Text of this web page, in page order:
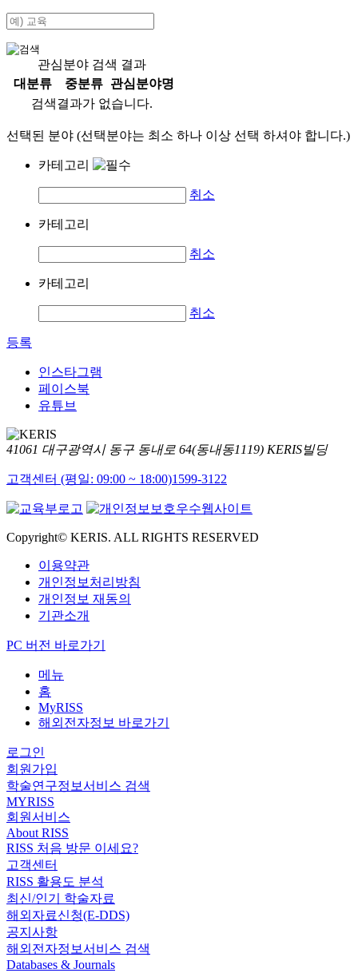
관심분야 검색 결과
대분류
중분류
관심분야명
검색결과가 없습니다.
선택된 분야 (선택분야는 최소 하나 이상 선택 하셔야 합니다.)
카테고리
취소
카테고리
취소
카테고리
취소
등록
인스타그램
페이스북
유튜브
41061 대구광역시 동구 동내로 64(동내동1119) KERIS빌딩
고객센터 (평일: 09:00 ~ 18:00)1599-3122
Copyright© KERIS. ALL RIGHTS RESERVED
이용약관
개인정보처리방침
개인정보 재동의
기관소개
PC 버전 바로가기
메뉴
홈
MyRISS
해외전자정보 바로가기
로그인
회원가입
학술연구정보서비스 검색
MYRISS
회원서비스
About RISS
RISS 처음 방문 이세요?
고객센터
RISS 활용도 분석
최신/인기 학술자료
해외자료신청(E-DDS)
공지사항
해외전자정보서비스 검색
Databases & Journals